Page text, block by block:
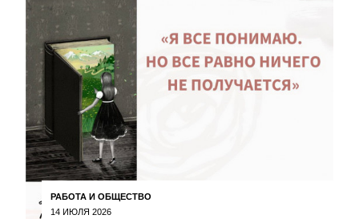
РАБОТА И ОБЩЕСТВО
14 ИЮЛЯ 2026